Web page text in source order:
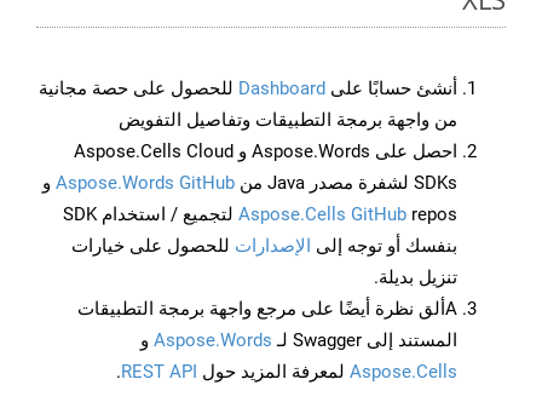
أنشئ حسابًا على Dashboard للحصول على حصة مجانية
من واجهة برمجة التطبيقات وتفاصيل التفويض
احصل على Aspose.Words و Aspose.Cells Cloud
SDKs لشفرة مصدر Java من
Aspose.Words GitHub و
Aspose.Cells GitHub
repos لتجميع / استخدام SDK
بنفسك أو توجه إلى الإصدارات للحصول على خيارات
تنزيل بديلة.
Aألق نظرة أيضًا على مرجع واجهة برمجة التطبيقات
المستند إلى Swagger لـ
Aspose.Words و
Aspose.Cells لمعرفة المزيد حول REST API
.